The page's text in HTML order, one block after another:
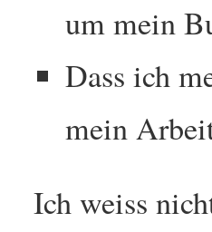
um mein
Dass ich
mein
Ich weiss